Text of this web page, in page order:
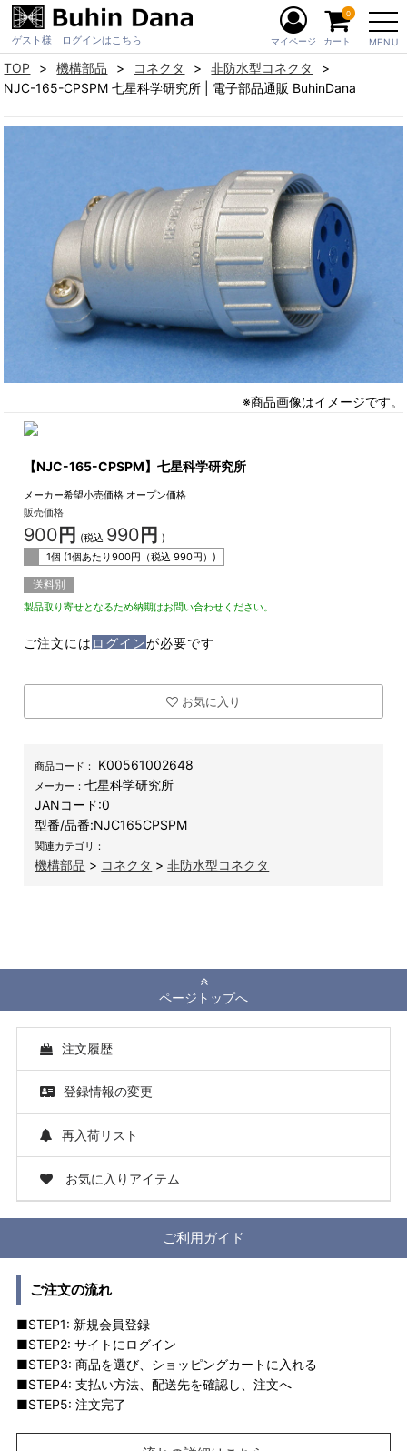
ゲスト様 ログインはこちら MENU
マイページ カート
0
TOP 機構部品 コネクタ
非防水型コネクタ
NJC-165-CPSPM 七星科学研究所 | 電子部品通販 BuhinDana
※商品画像はイメージです。
【NJC-165-CPSPM】七星科学研究所
メーカー希望小売価格 オープン価格
販売価格
900 円 (税込 990 円 )
1個 (1個あたり900円（税込990円）)
送料別
製品取り寄せとなるため納期はお問い合わせください。
ご注文には ログインが必要です
お気に入り
商品コード： K00561002648
メーカー：七星科学研究所
JANコード:0
型番/品番:NJC165CPSPM
関連カテゴリ：
機構部品 > コネクタ >非防水型コネクタ
ページトップへ
注文履歴
登録情報の変更
再入荷リスト
お気に入りアイテム
ご利用ガイド
ご注文の流れ
■STEP1: 新規会員登録
■STEP2: サイトにログイン
■STEP3: 商品を選び、ショッピングカートに入れる
■STEP4: 支払い方法、配送先を確認し、注文へ
■STEP5: 注文完了